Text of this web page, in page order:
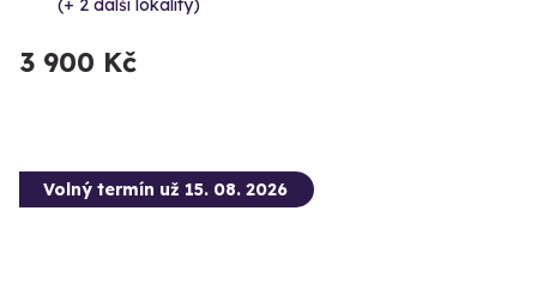
(+ 2 další lokality)
3 900 Kč
Volný termín už 15. 08. 2026